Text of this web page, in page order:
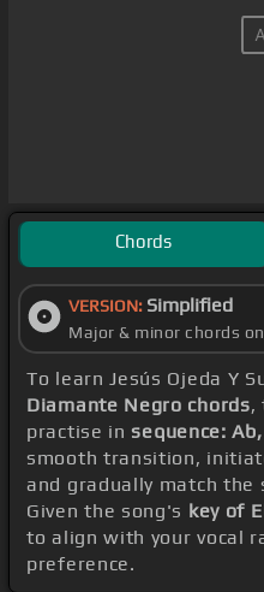
Chords
VERSION: Simplified
Major & minor chords
To learn Jesús Ojeda Y
Diamante Negro chords,
practise insequence:
smooth transition,
and gradually match the
Given the song's key of
to align with your vocal
preference.